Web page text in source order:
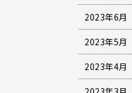
2023年6月
2023年5月
2023年4月